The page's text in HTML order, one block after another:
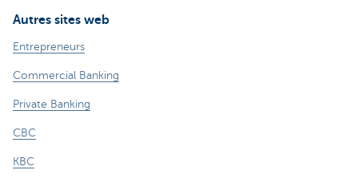
Autres sites web
Entrepreneurs
Commercial Banking
Private Banking
CBC
KBC